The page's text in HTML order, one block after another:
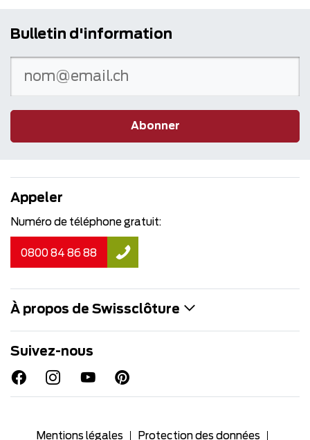
Bulletin d'information
Abonner
Appeler
Numéro de téléphone gratuit:
0800 84 86 88
À propos de Swissclôture
Suivez-nous
Mentions légales Protection des données